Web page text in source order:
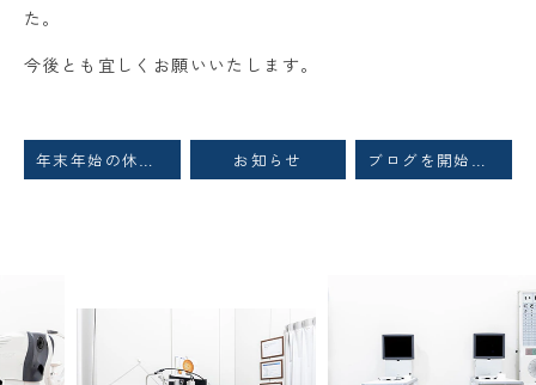
た。
今後とも宜しくお願いいたします。
年末年始の休診のご案内 お知らせ ブログを開始します
Previous Next